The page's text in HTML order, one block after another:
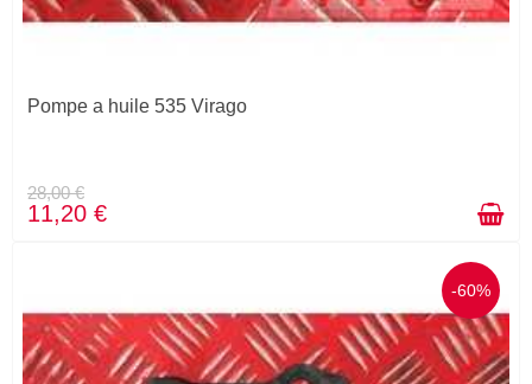
Pompe a huile 535 Virago
28,00 €
11,20 €
-60%